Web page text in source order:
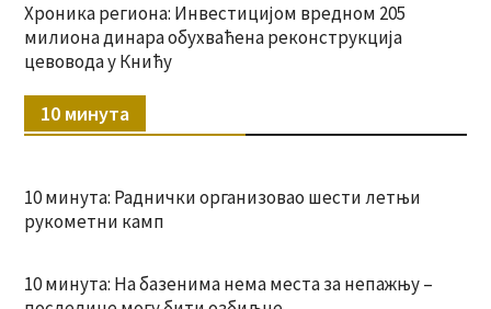
Хроника региона: Инвестицијом вредном 205
милиона динара обухваћена реконструкција
цевовода у Книћу
10 минута
10 минута: Раднички организовао шести летњи
рукометни камп
10 минута: На базенима нема места за непажњу –